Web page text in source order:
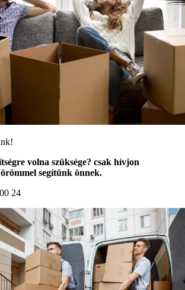
volna szüksége? csak hívjon
segítünk önnek.
24